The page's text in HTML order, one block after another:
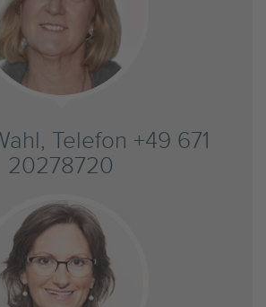
Telefon +49 671
20278720